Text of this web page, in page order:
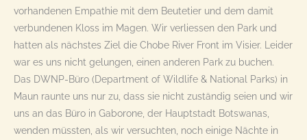
vorhandenen Empathie mit dem Beutetier und dem damit
verbundenen Kloss im Magen. Wir verliessen den Park und
hatten als nächstes Ziel die Chobe River Front im Visier. Leider
war es uns nicht gelungen, einen anderen Park zu buchen.
Das DWNP-Büro (Department of Wildlife & National Parks) in
Maun raunte uns nur zu, dass sie nicht zuständig seien und wir
uns an das Büro in Gaborone, der Hauptstadt Botswanas,
wenden müssten, als wir versuchten, noch einige Nächte in